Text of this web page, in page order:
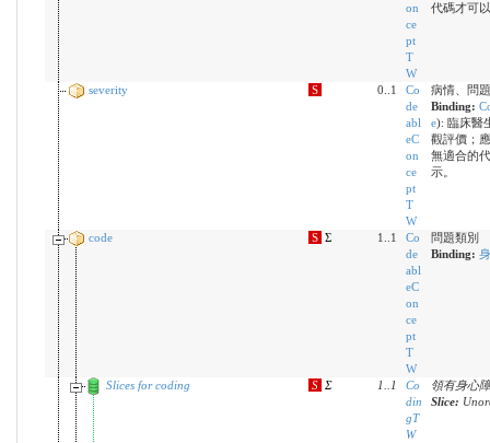
on
ce
pt
T
W
代碼才可
severity S 0..1
Co
de
abl
eC
on
ce
pt
T
W
病情、問
Binding:
e): 臨床醫
觀評價；
無適合的
示。
code S Σ 1..1
Co
de
abl
eC
on
ce
pt
T
W
問題類別
Binding:
Slices for coding S Σ 1 1
Co
din
gT
W
領有身心
Slice: